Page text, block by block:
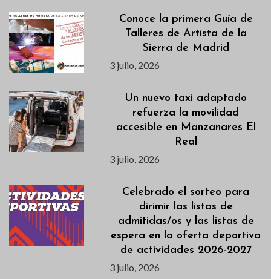
Conoce la primera Guía de
Talleres de Artista de la
Sierra de Madrid
3 julio, 2026
Un nuevo taxi adaptado
refuerza la movilidad
accesible en Manzanares El
Real
3 julio, 2026
Celebrado el sorteo para
dirimir las listas de
admitidas/os y las listas de
espera en la oferta deportiva
de actividades 2026-2027
3 julio, 2026